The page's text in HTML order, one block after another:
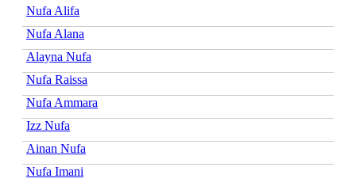
Nufa Alifa
Nufa Alana
Alayna Nufa
Nufa Raissa
Nufa Ammara
Izz Nufa
Ainan Nufa
Nufa Imani